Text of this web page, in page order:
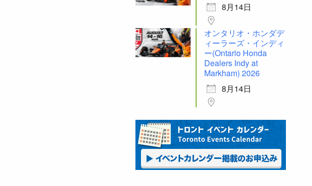
8月14日
オンタリオ・ホンダデ
ィーラーズ・インディ
ー(Ontario Honda
Dealers Indy at
Markham) 2026
8月14日